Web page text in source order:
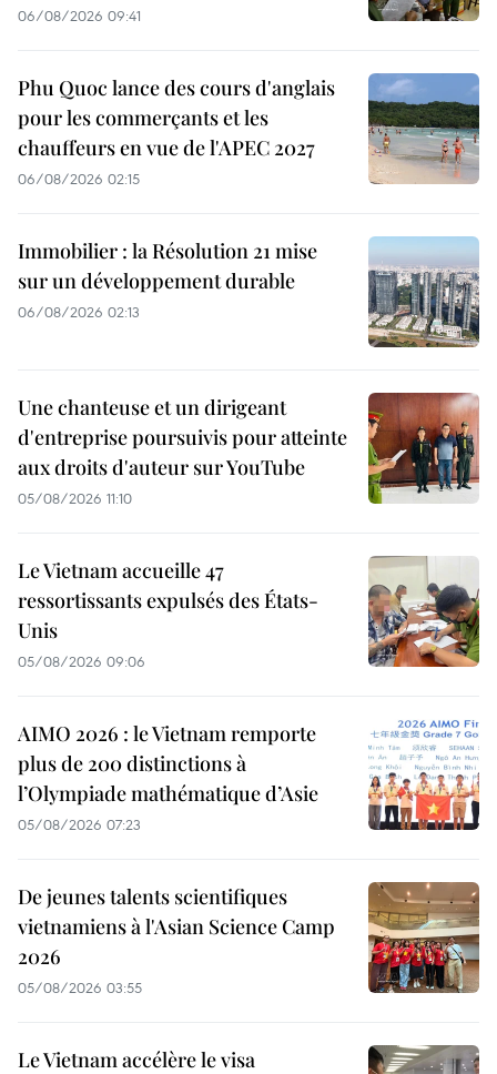
06/08/2026 09:41
Phu Quoc lance des cours d'anglais
pour les commerçants et les
chauffeurs en vue de l'APEC 2027
06/08/2026 02:15
Immobilier : la Résolution 21 mise
sur un développement durable
06/08/2026 02:13
Une chanteuse et un dirigeant
d'entreprise poursuivis pour atteinte
aux droits d'auteur sur YouTube
05/08/2026 11:10
Le Vietnam accueille 47
ressortissants expulsés des États-
Unis
05/08/2026 09:06
AIMO 2026 : le Vietnam remporte
plus de 200 distinctions à
l’Olympiade mathématique d’Asie
05/08/2026 07:23
De jeunes talents scientifiques
vietnamiens à l'Asian Science Camp
2026
05/08/2026 03:55
Le Vietnam accélère le visa